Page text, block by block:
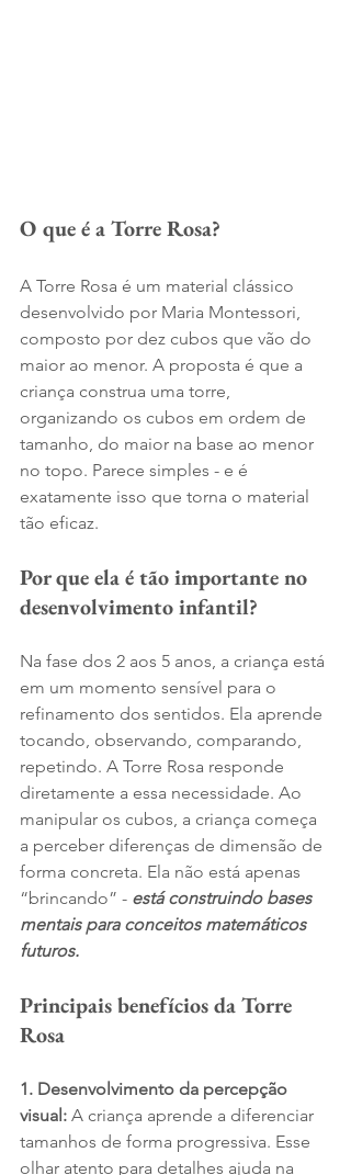
O que é a Torre Rosa?
A Torre Rosa é um material clássico
desenvolvido por Maria Montessori,
composto por dez cubos que vão do
maior ao menor. A proposta é que a
criança construa uma torre,
organizando os cubos em ordem de
tamanho, do maior na base ao menor
no topo. Parece simples - e é
exatamente isso que torna o material
tão eficaz.
Por que ela é tão importante no
desenvolvimento infantil?
Na fase dos 2 aos 5 anos, a criança está
em um momento sensível para o
refinamento dos sentidos. Ela aprende
tocando, observando, comparando,
repetindo. A Torre Rosa responde
diretamente a essa necessidade. Ao
manipular os cubos, a criança começa
a perceber diferenças de dimensão de
forma concreta. Ela não está apenas
“brincando” - está construindo bases
mentais para conceitos matemáticos
futuros.
Principais benefícios da Torre
Rosa
1. Desenvolvimento da percepção
visual: A criança aprende a diferenciar
tamanhos de forma progressiva. Esse
olhar atento para detalhes ajuda na